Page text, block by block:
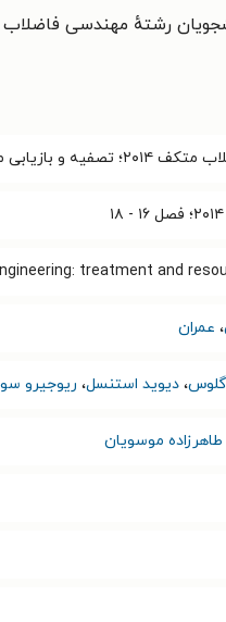
رشتهٔ مهندسی
بازیابی منابع (جلد ششم)
treatment and
، عمران
، دیوید استنسل، ریوجیرو
موسویان